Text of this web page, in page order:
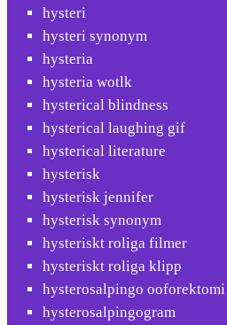
hysteri
hysteri synonym
hysteria
hysteria wotlk
hysterical blindness
hysterical laughing gif
hysterical literature
hysterisk
hysterisk jennifer
hysterisk synonym
hysteriskt roliga filmer
hysteriskt roliga klipp
hysterosalpingo ooforektomi
hysterosalpingogram